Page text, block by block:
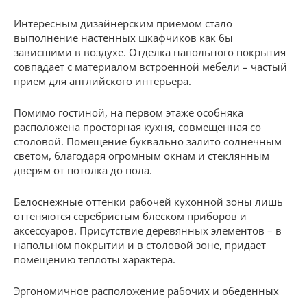
Интересным дизайнерским приемом стало
выполнение настенных шкафчиков как бы
зависшими в воздухе. Отделка напольного покрытия
совпадает с материалом встроенной мебели – частый
прием для английского интерьера.
Помимо гостиной, на первом этаже особняка
расположена просторная кухня, совмещенная со
столовой. Помещение буквально залито солнечным
светом, благодаря огромным окнам и стеклянным
дверям от потолка до пола.
Белоснежные оттенки рабочей кухонной зоны лишь
оттеняются серебристым блеском приборов и
аксессуаров. Присутствие деревянных элементов – в
напольном покрытии и в столовой зоне, придает
помещению теплоты характера.
Эргономичное расположение рабочих и обеденных